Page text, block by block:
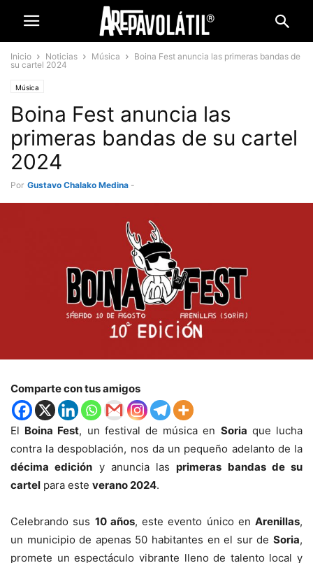
Inicio Noticias Música
Boina Fest anuncia las primeras bandas de
su cartel 2024
Música
Boina Fest anuncia las
primeras bandas de su cartel
2024
Por Gustavo Chalako Medina -
Comparte con tus amigos
El Boina Fest, un festival de música en Soria que lucha
contra la despoblación, nos da un pequeño adelanto de la
décima edición y anuncia lasprimeras bandas de su
cartel para este verano 2024.
Celebrando sus 10 años, este evento único en Arenillas,
un municipio de apenas 50 habitantes en el sur de Soria,
promete un espectáculo vibrante lleno de talento local y